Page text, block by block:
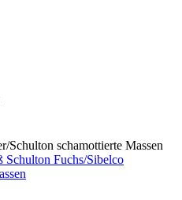
Schulton schamottierte Massen